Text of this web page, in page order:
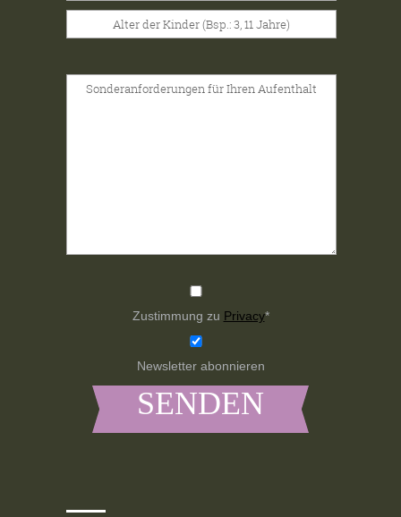
Zustimmung zu Privacy*
Newsletter abonnieren